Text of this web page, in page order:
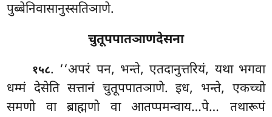
पुब्बेनिवासानुस्सतिञाणे.
चुतूपपातञाणदेसना
१५८. ‘‘अपरं पन, भन्ते, एतदानुत्तरियं, यथा भगवा
धम्मं देसेति सत्तानं चुतूपपातञाणे. इध, भन्ते, एकच्चो
समणो वा ब्राह्मणो वा आतप्पमन्वाय…पे… तथारूपं